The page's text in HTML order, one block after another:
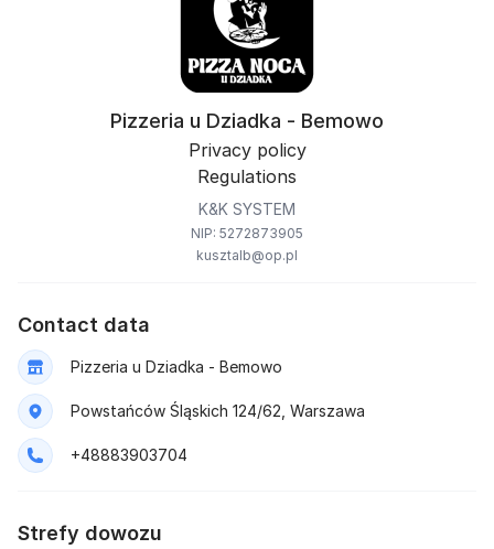
Pizzeria u Dziadka - Bemowo
Privacy policy
Regulations
K&K SYSTEM
NIP: 5272873905
kusztalb@op.pl
Contact data
Pizzeria u Dziadka - Bemowo
Powstańców Śląskich 124/62, Warszawa
+48883903704
Strefy dowozu